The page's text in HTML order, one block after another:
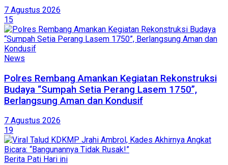
7 Agustus 2026
15
News
Polres Rembang Amankan Kegiatan Rekonstruksi
Budaya “Sumpah Setia Perang Lasem 1750”,
Berlangsung Aman dan Kondusif
7 Agustus 2026
19
Berita Pati Hari ini